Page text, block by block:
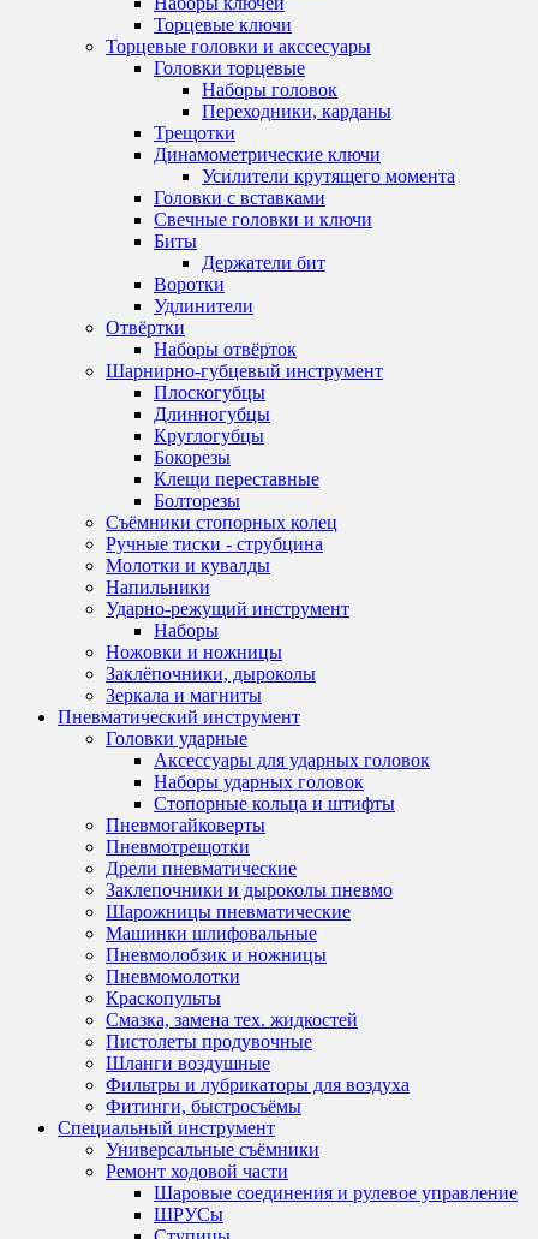
Торцевые ключи
Торцевые головки и акссесуары
Головки торцевые
Наборы головок
Переходники, карданы
Трещотки
Динамометрические ключи
Усилители крутящего момента
Головки с вставками
Свечные головки и ключи
Биты
Держатели бит
Воротки
Удлинители
Отвёртки
Наборы отвёрток
Шарнирно-губцевый инструмент
Плоскогубцы
Длинногубцы
Круглогубцы
Бокорезы
Клещи переставные
Болторезы
Съёмники стопорных колец
Ручные тиски - струбцина
Молотки и кувалды
Напильники
Ударно-режущий инструмент
Наборы
Ножовки и ножницы
Заклёпочники, дыроколы
Зеркала и магниты
Пневматический инструмент
Головки ударные
Аксессуары для ударных головок
Наборы ударных головок
Стопорные кольца и штифты
Пневмогайковерты
Пневмотрещотки
Дрели пневматические
Заклепочники и дыроколы пневмо
Шарожницы пневматические
Машинки шлифовальные
Пневмолобзик и ножницы
Пневмомолотки
Краскопульты
Смазка, замена тех. жидкостей
Пистолеты продувочные
Шланги воздушные
Фильтры и лубрикаторы для воздуха
Фитинги, быстросъёмы
Специальный инструмент
Универсальные съёмники
Ремонт ходовой части
Шаровые соединения и рулевое управление
ШРУСы